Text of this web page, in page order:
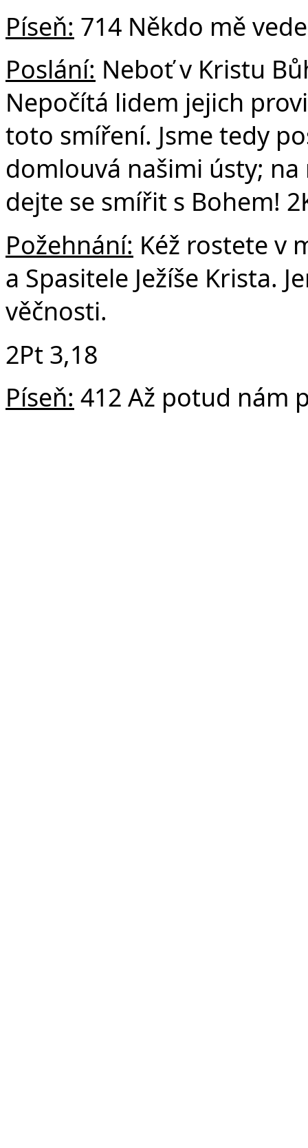
Píseň: 714 Někdo mě
Poslání: Neboť v Kristu
Nepočítá lidem jejich
toto smíření. Jsme tedy
domlouvá našimi ústy;
dejte se smířit s Bohem!
Požehnání: Kéž rostete v
a Spasitele Ježíše Krista.
věčnosti.
2Pt 3,18
Píseň: 412 Až potud nám